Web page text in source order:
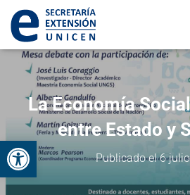
Abrir barra de
La Economía
entre Estado y
Publicado el6